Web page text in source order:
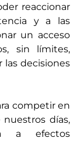
reaccionar
y a las
un acceso
sin límites,
las decisiones
competir en
días,
a efectos